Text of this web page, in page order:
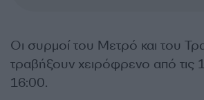
Οι συρμοί του Μετρό και του
τραβήξουν χειρόφρενο από τις
16:00.